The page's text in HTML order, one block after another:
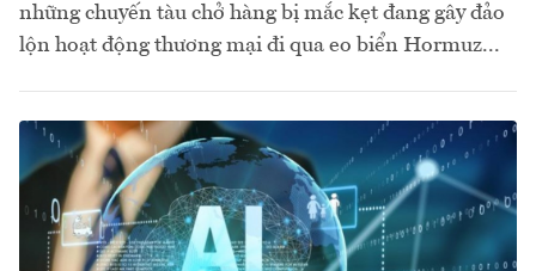
những chuyến tàu chở hàng bị mắc kẹt đang gây đảo
lộn hoạt động thương mại đi qua eo biển Hormuz...